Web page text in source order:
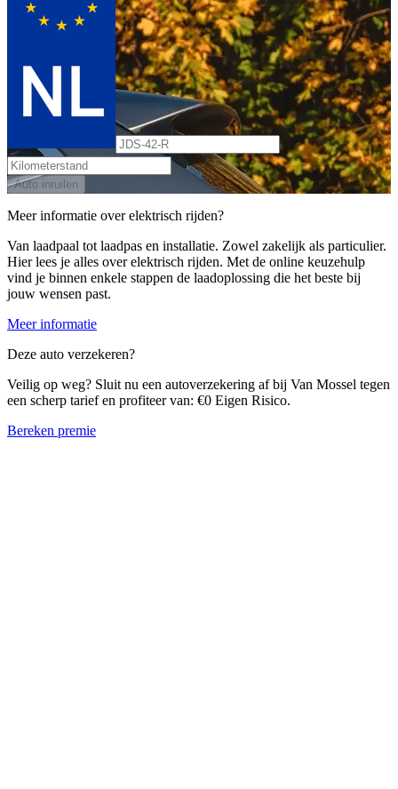
Auto inruilen
Meer informatie over elektrisch rijden?
Van laadpaal tot laadpas en installatie. Zowel zakelijk als particulier.
Hier lees je alles over elektrisch rijden. Met de online keuzehulp
vind je binnen enkele stappen de laadoplossing die het beste bij
jouw wensen past.
Meer informatie
Deze auto verzekeren?
Veilig op weg? Sluit nu een autoverzekering af bij Van Mossel tegen
een scherp tarief en profiteer van: €0 Eigen Risico.
Bereken premie